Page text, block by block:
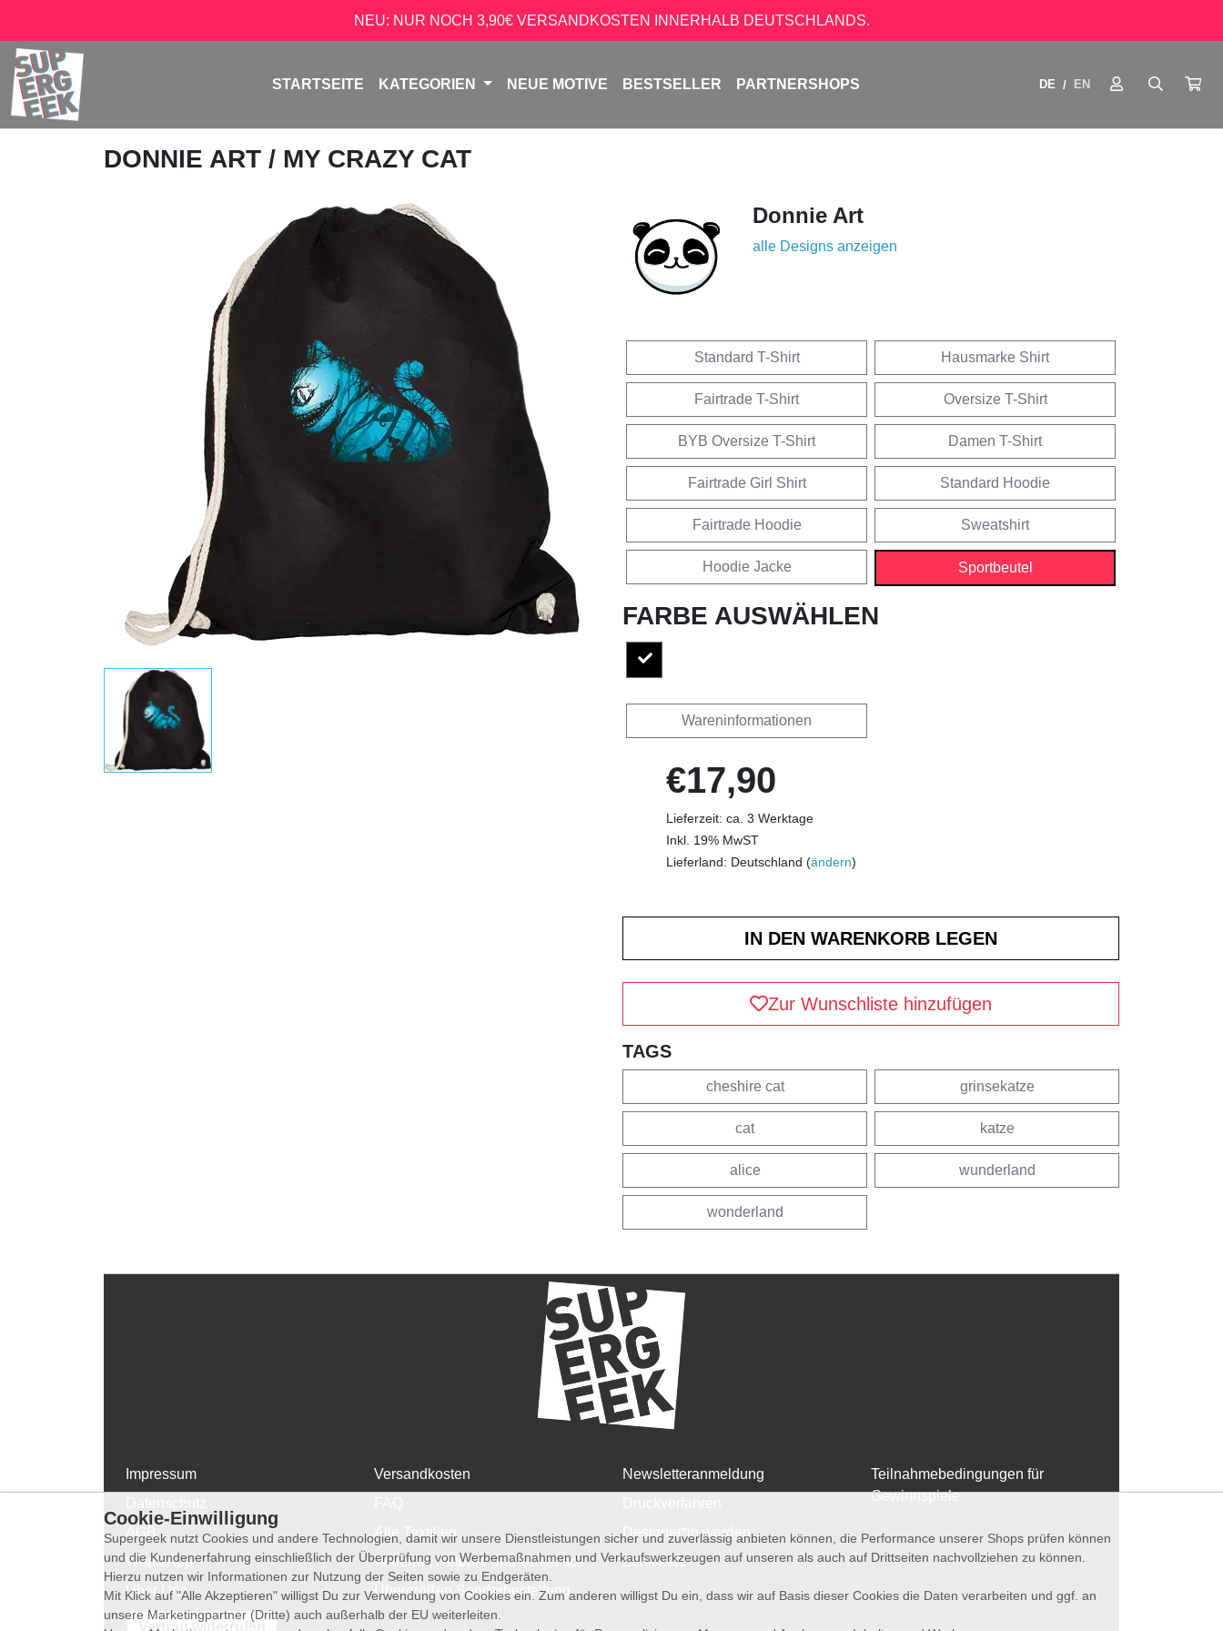
NEU: NUR NOCH 3,90€ VERSANDKOSTEN INNERHALB DEUTSCHLANDS.
STARTSEITE KATEGORIEN NEUE MOTIVE BESTSELLER PARTNERSHOPS DE / EN
DONNIE ART / MY CRAZY CAT
Donnie Art
alle Designs anzeigen
Standard T-Shirt Hausmarke Shirt
Fairtrade T-Shirt Oversize T-Shirt
BYB Oversize T-Shirt Damen T-Shirt
Fairtrade Girl Shirt Standard Hoodie
Fairtrade Hoodie Sweatshirt
Hoodie Jacke Sportbeutel
FARBE AUSWÄHLEN
Wareninformationen
€17,90
Lieferzeit: ca. 3 Werktage
Inkl. 19% MwST
Lieferland: Deutschland (ändern)
Zur Wunschliste hinzufügen
TAGS
cheshire cat grinsekatze
cat katze
alice wunderland
wonderland
Impressum
WhatsApp
Über Uns
Versandkosten
Alle Textilien
Widerruf, Retoure und Umtausch
Übergrößen Sonderbestellung
Newsletteranmeldung
Designer*in werden
Zertifikate
Teilnahmebedingungen für
Gewinnspiele
Vertrag widerrufen
Cookie-Einwilligung
Supergeek nutzt Cookies und andere Technologien, damit wir unsere Dienstleistungen sicher und zuverlässig anbieten können, die Performance unserer Shops prüfen können
und die Kundenerfahrung einschließlich der Überprüfung von Werbemaßnahmen und Verkaufswerkzeugen auf unseren als auch auf Drittseiten nachvollziehen zu können.
Hierzu nutzen wir Informationen zur Nutzung der Seiten sowie zu Endgeräten.
Mit Klick auf "Alle Akzeptieren" willigst Du zur Verwendung von Cookies ein. Zum anderen willigst Du ein, dass wir auf Basis dieser Cookies die Daten verarbeiten und ggf. an
unsere Marketingpartner (Dritte) auch außerhalb der EU weiterleiten.